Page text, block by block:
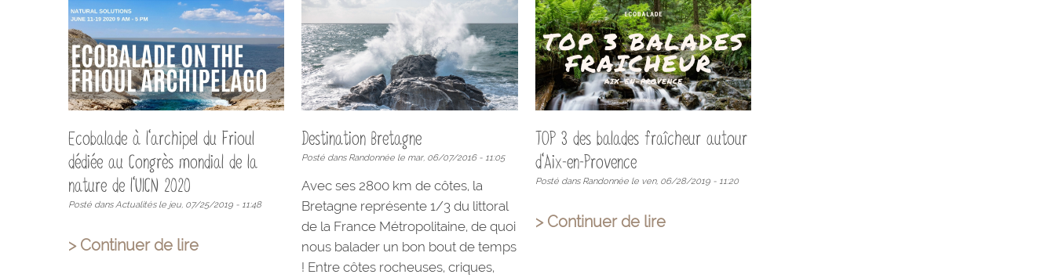
Ecobalade à l'archipel du Frioul
dédiée au Congrès mondial de la
nature de l'UICN 2020
Posté dans Actualités le jeu, 07/25/2019 - 11:48
> Continuer de lire
Destination Bretagne
Posté dans Randonnée le mar, 06/07/2016 - 11:05
Avec ses 2800 km de côtes, la
Bretagne représente 1/3 du littoral
de la France Métropolitaine, de quoi
nous balader un bon bout de temps
! Entre côtes rocheuses, criques,
TOP 3 des balades fraîcheur autour
d'Aix-en-Provence
Posté dans Randonnée le ven, 06/28/2019 - 11:20
> Continuer de lire